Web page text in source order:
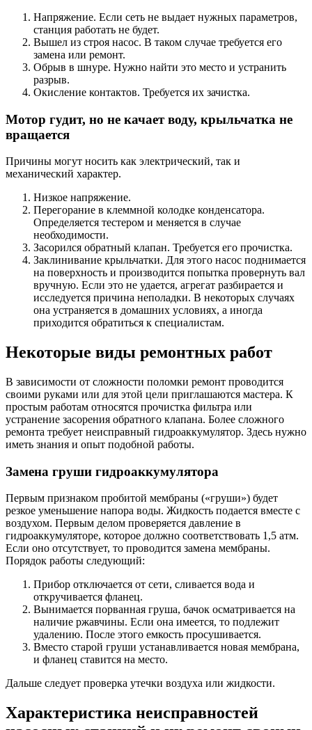
Напряжение. Если сеть не выдает нужных параметров,
станция работать не будет.
Вышел из строя насос. В таком случае требуется его
замена или ремонт.
Обрыв в шнуре. Нужно найти это место и устранить
разрыв.
Окисление контактов. Требуется их зачистка.
Мотор гудит, но не качает воду, крыльчатка не
вращается
Причины могут носить как электрический, так и
механический характер.
Низкое напряжение.
Перегорание в клеммной колодке конденсатора.
Определяется тестером и меняется в случае
необходимости.
Засорился обратный клапан. Требуется его прочистка.
Заклинивание крыльчатки. Для этого насос поднимается
на поверхность и производится попытка провернуть вал
вручную. Если это не удается, агрегат разбирается и
исследуется причина неполадки. В некоторых случаях
она устраняется в домашних условиях, а иногда
приходится обратиться к специалистам.
Некоторые виды ремонтных работ
В зависимости от сложности поломки ремонт проводится
своими руками или для этой цели приглашаются мастера. К
простым работам относятся прочистка фильтра или
устранение засорения обратного клапана. Более сложного
ремонта требует неисправный гидроаккумулятор. Здесь нужно
иметь знания и опыт подобной работы.
Замена груши гидроаккумулятора
Первым признаком пробитой мембраны («груши») будет
резкое уменьшение напора воды. Жидкость подается вместе с
воздухом. Первым делом проверяется давление в
гидроаккумуляторе, которое должно соответствовать 1,5 атм.
Если оно отсутствует, то проводится замена мембраны.
Порядок работы следующий:
Прибор отключается от сети, сливается вода и
откручивается фланец.
Вынимается порванная груша, бачок осматривается на
наличие ржавчины. Если она имеется, то подлежит
удалению. После этого емкость просушивается.
Вместо старой груши устанавливается новая мембрана,
и фланец ставится на место.
Дальше следует проверка утечки воздуха или жидкости.
Характеристика неисправностей